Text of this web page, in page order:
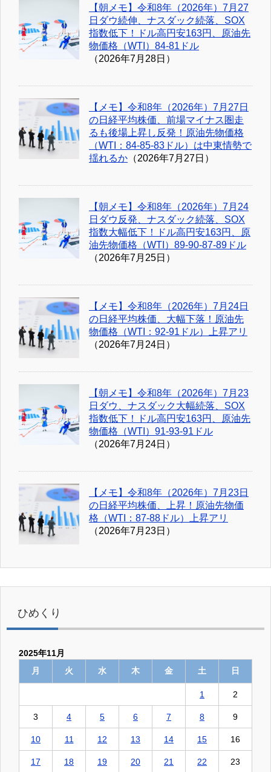
【朝メモ】令和8年（2026年）7月27
日ダウ続伸、ナスダック続落、SOX
指数低下！ドル高円安163円、原油先
物価格（WTI）84-81ドル
（2026年7月28日）
【メモ】令和8年（2026年）7月27日
の日経平均株価、前場マイナス圏走
るも後場上昇し反発！原油先物価格
（WTI：84-85-83ドル）は中東情勢で
揺れるか （2026年7月27日）
【朝メモ】令和8年（2026年）7月24
日ダウ反発、ナスダック続落、SOX
指数大幅低下！ドル高円安163円、原
油先物価格（WTI）89-90-87-89ドル
（2026年7月25日）
【メモ】令和8年（2026年）7月24日
の日経平均株価、大幅下落！原油先
物価格（WTI：92-91ドル）上昇アリ
（2026年7月24日）
【朝メモ】令和8年（2026年）7月23
日ダウ、ナスダック大幅続落、SOX
指数低下！ドル高円安163円、原油先
物価格（WTI）91-93-91ドル
（2026年7月24日）
【メモ】令和8年（2026年）7月23日
の日経平均株価、上昇！原油先物価
格（WTI：87-88ドル）上昇アリ
（2026年7月23日）
ひめくり
2025年11月
月
火 水 木 金 土 日
1 2
3 4 5 6 7 8 9
10 11 12 13 14 15 16
17 18 19 20 21 22 23